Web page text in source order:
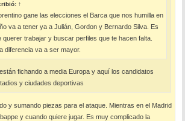
↑
gane las elecciones el Barca que nos humilla en
va a tener ya a Julián, Gordon y Bernardo Silva. Es
querer trabajar y buscar perfiles que te hacen falta.
diferencia va a ser mayor.
fichando a media Europa y aquí los candidatos
y ciudades deportivas
y sumando piezas para el ataque. Mientras en el Madrid
y cuando quiere jugar. Es muy complicado la